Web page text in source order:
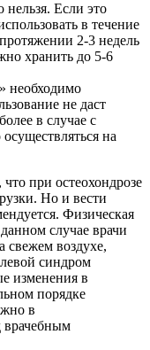
нельзя. Если это
в течение
2-3 недель
хранить до 5-6
необходимо
не даст
в случае с
на
при остеохондрозе
Но и вести
Физическая
случае врачи
свежем воздухе,
синдром
изменения в
порядке
в
врачебным